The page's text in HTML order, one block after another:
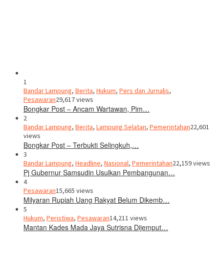
1
Bandar Lampung, Berita, Hukum, Pers dan Jurnalis,
Pesawaran29,617 views
Bongkar Post – Ancam Wartawan, Pim…
2
Bandar Lampung, Berita, Lampung Selatan, Pemerintahan22,601
views
Bongkar Post – Terbukti Selingkuh,…
3
Bandar Lampung, Headline, Nasional, Pemerintahan22,159 views
Pj Gubernur Samsudin Usulkan Pembangunan…
4
Pesawaran15,665 views
Milyaran Rupiah Uang Rakyat Belum Dikemb…
5
Hukum, Peristiwa, Pesawaran14,211 views
Mantan Kades Mada Jaya Sutrisna Dijemput…